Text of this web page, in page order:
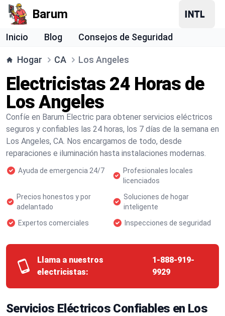
Barum
Inicio Blog Consejos de Seguridad
Hogar CA Los Angeles
Electricistas 24 Horas de
Los Angeles
Confíe en Barum Electric para obtener servicios eléctricos
seguros y confiables las 24 horas, los 7 días de la semana en
Los Angeles, CA. Nos encargamos de todo, desde
reparaciones e iluminación hasta instalaciones modernas.
Ayuda de emergencia 24/7
Profesionales locales
licenciados
Precios honestos y por
adelantado
Soluciones de hogar
inteligente
Expertos comerciales
Inspecciones de seguridad
Llama a nuestros
electricistas:
1-888-919-
9929
Servicios Eléctricos Confiables en Los